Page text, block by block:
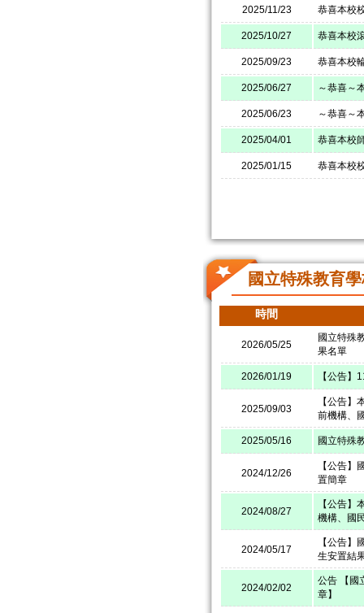
2025/11/23 恭喜本校
2025/10/27 恭喜本校
2025/09/23 恭喜本校
2025/06/27 ～恭喜～
2025/06/23 ～恭喜～
2025/04/01 恭喜本校
2025/01/15 恭喜本校
國立特殊教育
時間
2026/05/25
國立特殊
果名單
2026/01/19 【公告
2025/09/03
【公告
前機構、
2025/05/16 國立特殊
2024/12/26
【公告
置簡章
2024/08/27
【公告
機構、國
2024/05/17
【公告
生安置結
2024/02/02
公告 【國
章】